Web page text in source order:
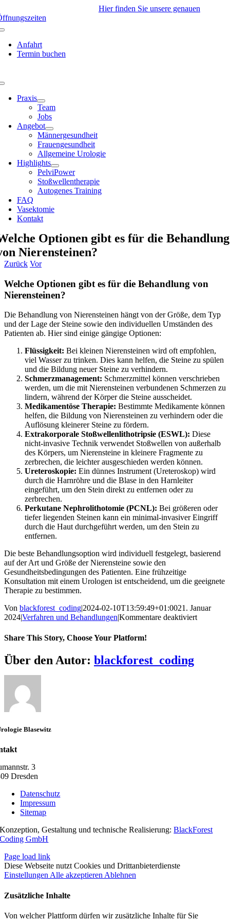
to
content
Hier finden Sie unsere genauen
Anfahrt
Termin buchen
Toggle
NavigationPraxis
Team
Jobs
Angebot
Männergesundheit
Frauengesundheit
Allgemeine Urologie
Highlights
PelviPower
Stoßwellentherapie
Autogenes Training
FAQ
Vasektomie
Kontakt
Optionen gibt es für die Behandlung
Nierensteinen?
Zurück Vor
Welche Optionen gibt es für die Behandlung von
Nierensteinen?
Die Behandlung von Nierensteinen hängt von der Größe, dem Typ
und der Lage der Steine sowie den individuellen Umständen des
Patienten ab. Hier sind einige gängige Optionen:
Flüssigkeit: Bei kleinen Nierensteinen wird oft empfohlen,
viel Wasser zu trinken. Dies kann helfen, die Steine zu spülen
und die Bildung neuer Steine zu verhindern.
Schmerzmanagement: Schmerzmittel können verschrieben
werden, um die mit Nierensteinen verbundenen Schmerzen zu
lindern, während der Körper die Steine ausscheidet.
Medikamentöse Therapie: Bestimmte Medikamente können
helfen, die Bildung von Nierensteinen zu verhindern oder die
Auflösung kleinerer Steine zu fördern.
Extrakorporale Stoßwellenlithotripsie (ESWL): Diese
nicht-invasive Technik verwendet Stoßwellen von außerhalb
des Körpers, um Nierensteine in kleinere Fragmente zu
zerbrechen, die leichter ausgeschieden werden können.
Ureteroskopie: Ein dünnes Instrument (Ureteroskop) wird
durch die Harnröhre und die Blase in den Harnleiter
eingeführt, um den Stein direkt zu entfernen oder zu
zerbrechen.
Perkutane Nephrolithotomie (PCNL): Bei größeren oder
tiefer liegenden Steinen kann ein minimal-invasiver Eingriff
durch die Haut durchgeführt werden, um den Stein zu
entfernen.
Die beste Behandlungsoption wird individuell festgelegt, basierend
auf der Art und Größe der Nierensteine sowie den
Gesundheitsbedingungen des Patienten. Eine frühzeitige
Konsultation mit einem Urologen ist entscheidend, um die geeignete
Therapie zu bestimmen.
Von blackforest_coding|2024-02-10T13:59:49+01:0021. Januar
2024|Verfahren und Behandlungen|Kommentare deaktiviertfür
Share This Story, Choose Your Platform!
Facebook
Twitter
Reddit
LinkedIn
WhatsApp
Telegram
Tumblr
Pinterest
Vk
Xing
E-
Mail
Über den Autor: blackforest_coding
Blasewitz
3
Dresden
Datenschutz
Impressum
Sitemap
Konzeption, Gestaltung und technische Realisierung:BlackForest
Coding GmbH
Page load link
Diese Webseite nutzt Cookies und Drittanbieterdienste
Einstellungen Alle akzeptieren Ablehnen
Zusätzliche Inhalte
Von welcher Plattform dürfen wir zusätzliche Inhalte für Sie